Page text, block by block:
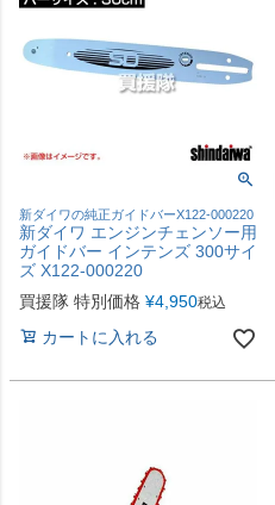
新ダイワの純正ガイドバーX122-000220
新ダイワ エンジンチェンソー用
ガイドバー インテンズ 300サイ
ズ X122-000220
買援隊 特別価格 ¥4,950税込
カートに入れる